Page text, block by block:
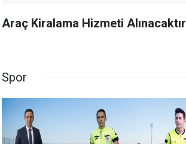
Araç Kiralama Hizmeti Alınacaktır
Spor